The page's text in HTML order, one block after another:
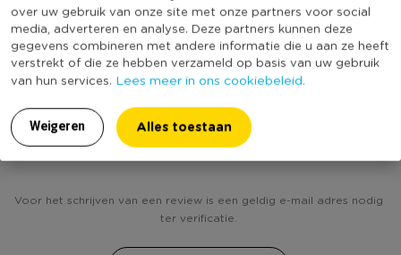
over uw gebruik van onze site met onze partners voor social
media, adverteren en analyse. Deze partners kunnen deze
gegevens combineren met andere informatie die u aan ze heeft
verstrekt of die ze hebben verzameld op basis van uw gebruik
van hun services. Lees meer in ons cookiebeleid.
Weigeren Alles toestaan
* Verkrijgbaar in diverse kleuren
* Voor naalden 3-4
* Wasmachinebestendig op 30 graden
Duurzaamheidsscore
(Nog) geen score
bekend
Heb jij Garen acryl - licht mint - 100 gr / 250 m.?
Schrijf een review!
Voor het schrijven van een review is een geldig e-mail adres nodig
ter verificatie.